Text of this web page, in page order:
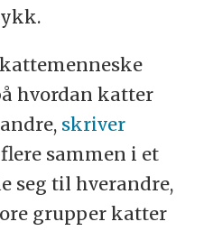
hvordan katter
skriver
sammen i et
seg til hverandre,
grupper katter